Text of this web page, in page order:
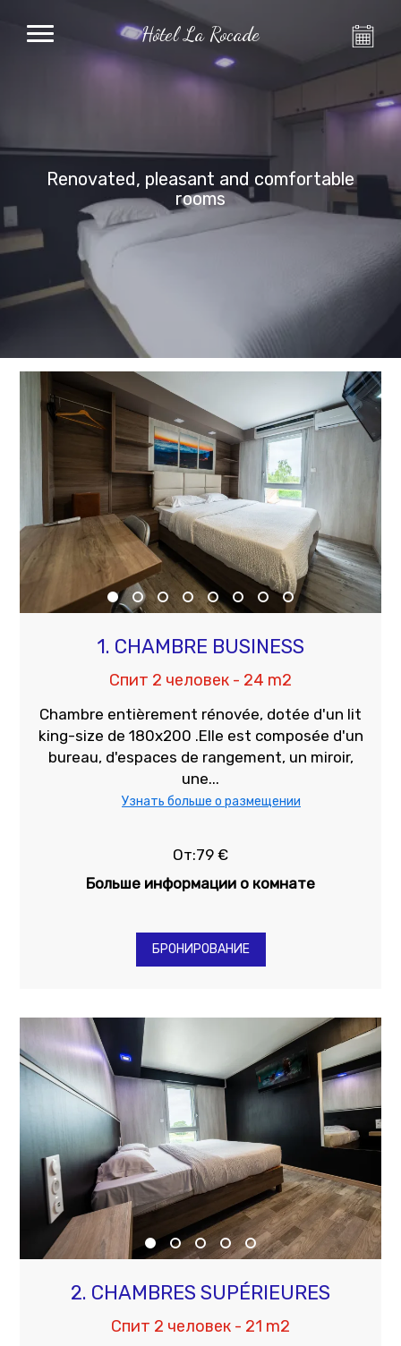
Hôtel La Rocade
Renovated, pleasant and comfortable
rooms
1. CHAMBRE BUSINESS
Спит 2 человек - 24 m2
Chambre entièrement rénovée, dotée d'un lit
king-size de 180x200 .Elle est composée d'un
bureau, d'espaces de rangement, un miroir,
une...
Узнать больше о размещении
От:79 €
Больше информации о комнате
БРОНИРОВАНИЕ
2. CHAMBRES SUPÉRIEURES
Спит 2 человек - 21 m2